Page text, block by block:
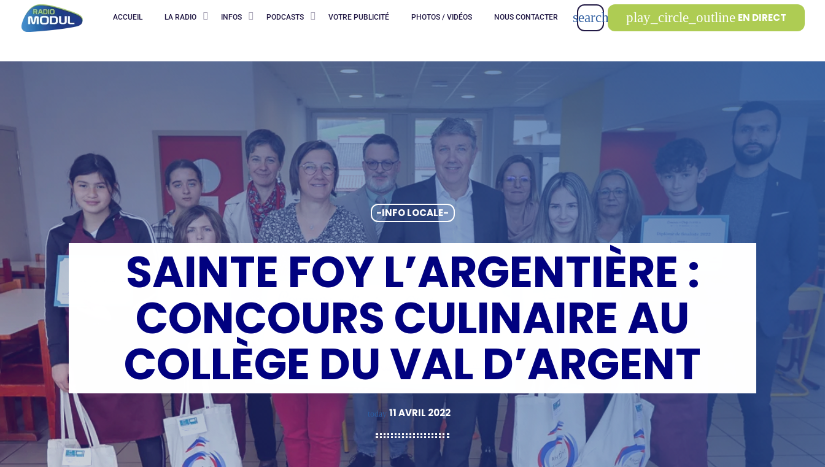
ACCUEIL LA RADIO INFOS PODCASTS VOTRE PUBLICITÉ PHOTOS / VIDÉOS NOUS CONTACTER search play_circle_outline EN DIRECT
-INFO LOCALE-
SAINTE FOY L’ARGENTIÈRE :
CONCOURS CULINAIRE AU
COLLÈGE DU VAL D’ARGENT
today 11 AVRIL 2022